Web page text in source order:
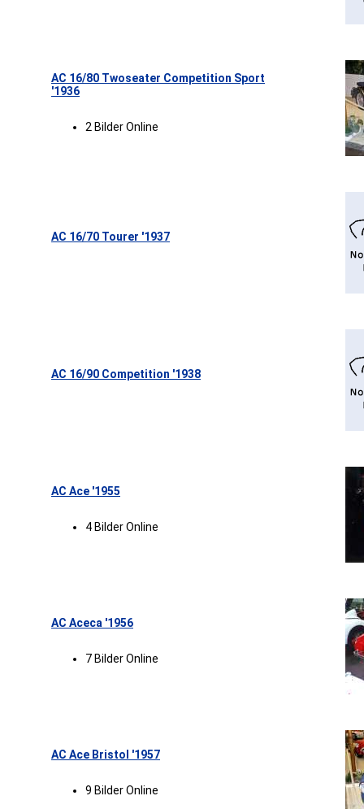
AC 16/80 Twoseater Competition Sport
'1936
2 Bilder Online
AC 16/70 Tourer '1937
AC 16/90 Competition '1938
AC Ace '1955
4 Bilder Online
AC Aceca '1956
7 Bilder Online
AC Ace Bristol '1957
9 Bilder Online